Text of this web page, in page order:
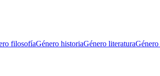
filosofíaGénero historiaGénero literatura